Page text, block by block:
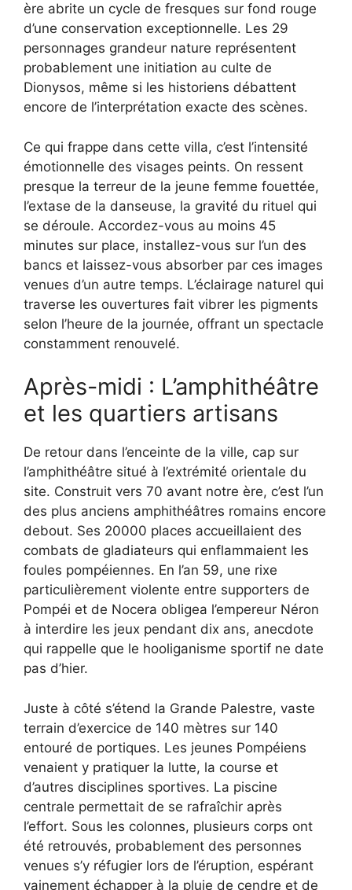
ère abrite un cycle de fresques sur fond rouge
d’une conservation exceptionnelle. Les 29
personnages grandeur nature représentent
probablement une initiation au culte de
Dionysos, même si les historiens débattent
encore de l’interprétation exacte des scènes.
Ce qui frappe dans cette villa, c’est l’intensité
émotionnelle des visages peints. On ressent
presque la terreur de la jeune femme fouettée,
l’extase de la danseuse, la gravité du rituel qui
se déroule. Accordez-vous au moins 45
minutes sur place, installez-vous sur l’un des
bancs et laissez-vous absorber par ces images
venues d’un autre temps. L’éclairage naturel qui
traverse les ouvertures fait vibrer les pigments
selon l’heure de la journée, offrant un spectacle
constamment renouvelé.
Après-midi : L’amphithéâtre
et les quartiers artisans
De retour dans l’enceinte de la ville, cap sur
l’amphithéâtre situé à l’extrémité orientale du
site. Construit vers 70 avant notre ère, c’est l’un
des plus anciens amphithéâtres romains encore
debout. Ses 20000 places accueillaient des
combats de gladiateurs qui enflammaient les
foules pompéiennes. En l’an 59, une rixe
particulièrement violente entre supporters de
Pompéi et de Nocera obligea l’empereur Néron
à interdire les jeux pendant dix ans, anecdote
qui rappelle que le hooliganisme sportif ne date
pas d’hier.
Juste à côté s’étend la Grande Palestre, vaste
terrain d’exercice de 140 mètres sur 140
entouré de portiques. Les jeunes Pompéiens
venaient y pratiquer la lutte, la course et
d’autres disciplines sportives. La piscine
centrale permettait de se rafraîchir après
l’effort. Sous les colonnes, plusieurs corps ont
été retrouvés, probablement des personnes
venues s’y réfugier lors de l’éruption, espérant
vainement échapper à la pluie de cendre et de